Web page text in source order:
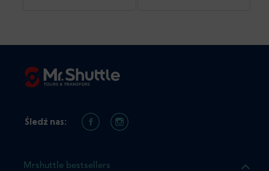
Mrshuttle bestsellers
Śledź nas: